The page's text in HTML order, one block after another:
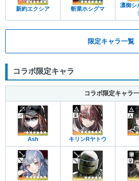
新約エクシア 斬業ホシグマ
凛御シ
限定キャラ一覧
コラボ限定キャラ
コラボ限定キャラ
Ash キリンRヤトウ